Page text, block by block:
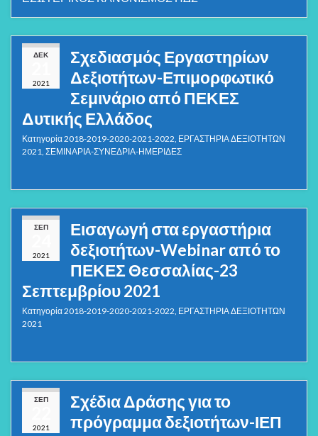
ΔΕΚ
2021
Σχεδιασμός Εργαστηρίων
Δεξιοτήτων-Επιμορφωτικό
Σεμινάριο από ΠΕΚΕΣ
Δυτικής Ελλάδος
Κατηγορία2018-2019-2020-2021-2022 ΕΡΓΑΣΤΗΡΙΑ ΔΕΞΙΟΤΗΤΩΝ
2021 ΣΕΜΙΝΑΡΙΑ-ΣΥΝΕΔΡΙΑ-ΗΜΕΡΙΔΕΣ
ΣΕΠ
2021
Εισαγωγή στα εργαστήρια
δεξιοτήτων-Webinar από το
ΠΕΚΕΣ Θεσσαλίας-23
Σεπτεμβρίου 2021
Κατηγορία2018-2019-2020-2021-2022 ΕΡΓΑΣΤΗΡΙΑ ΔΕΞΙΟΤΗΤΩΝ
2021
ΣΕΠ
2021
Σχέδια Δράσης για το
πρόγραμμα δεξιοτήτων-ΙΕΠ